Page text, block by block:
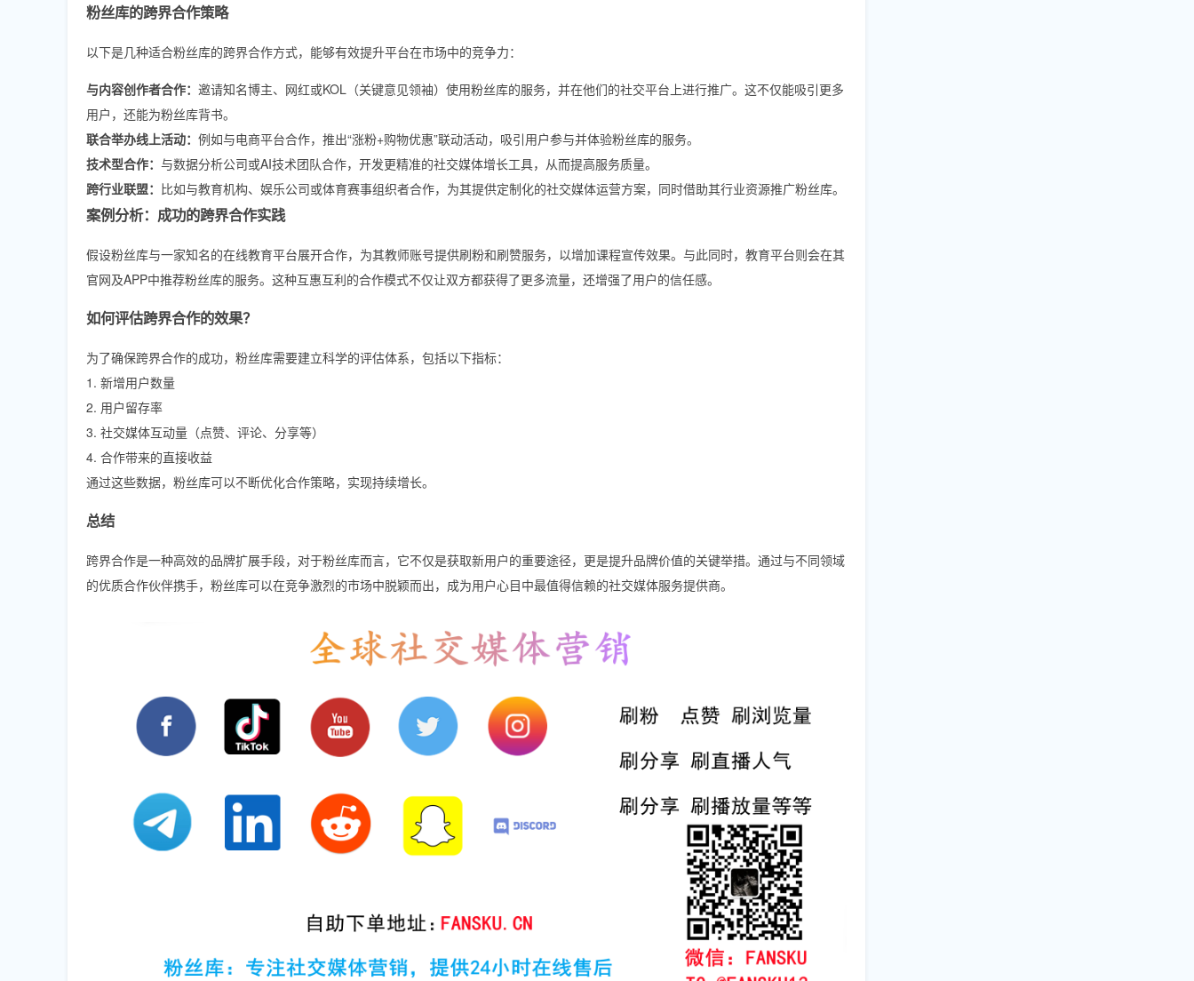
粉丝库的跨界合作策略
以下是几种适合粉丝库的跨界合作方式，能够有效提升平台在市场中的竞争力：
与内容创作者合作： 邀请知名博主、网红或KOL（关键意见领袖）使用粉丝库的服务，并在他们的社交平台上进行推广。这不仅能吸引更多
用户，还能为粉丝库背书。
联合举办线上活动： 例如与电商平台合作，推出“涨粉+购物优惠”联动活动，吸引用户参与并体验粉丝库的服务。
技术型合作： 与数据分析公司或AI技术团队合作，开发更精准的社交媒体增长工具，从而提高服务质量。
跨行业联盟： 比如与教育机构、娱乐公司或体育赛事组织者合作，为其提供定制化的社交媒体运营方案，同时借助其行业资源推广粉丝库。
案例分析：成功的跨界合作实践
假设粉丝库与一家知名的在线教育平台展开合作，为其教师账号提供刷粉和刷赞服务，以增加课程宣传效果。与此同时，教育平台则会在其
官网及APP中推荐粉丝库的服务。这种互惠互利的合作模式不仅让双方都获得了更多流量，还增强了用户的信任感。
如何评估跨界合作的效果？
为了确保跨界合作的成功，粉丝库需要建立科学的评估体系，包括以下指标：
1. 新增用户数量
2. 用户留存率
3. 社交媒体互动量（点赞、评论、分享等）
4. 合作带来的直接收益
通过这些数据，粉丝库可以不断优化合作策略，实现持续增长。
总结
跨界合作是一种高效的品牌扩展手段，对于粉丝库而言，它不仅是获取新用户的重要途径，更是提升品牌价值的关键举措。通过与不同领域
的优质合作伙伴携手，粉丝库可以在竞争激烈的市场中脱颖而出，成为用户心目中最值得信赖的社交媒体服务提供商。